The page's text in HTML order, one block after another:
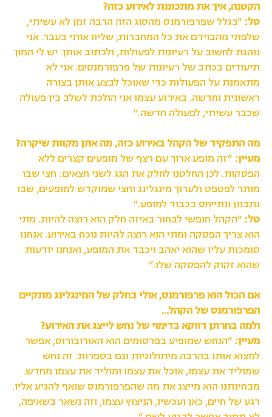
הקטנה, איך את מתכוננת לאירוע כזה?
טל: ״בגלל שפרפורמנס מהסוג הזה הרבה זמן לא עשיתי,
שלפתי מהבוידם את כל המחברות, שליוו אותי בעבר. אני
נוהגת לחשוב על רעיונות לפעולות, ולכתוב אותן. יש לי המון
תיעודים בכתב של רעיונות של פרפורמנסים. אני לא
מתאמנת על הפעולות כדי שאוכל לבצע אותן בצורה
ראשונית וחדשה. באירוע עצמו אני הולכת לשלב בין פעולה
שכבר עשיתי, לפעולה חדשה.״
מה התפקיד של הקהל באירוע כזה, מה אתן מקוות שיקרה?
מעיין: ״זה מופע ארוך עם רצף של מופעים קצרים ללא
הפסקות. לכן החלטנו לחלק את הגג לשני חצאים: חצי שבו
מותר לפטפט ולערוך מינגלינג וחצי שמוקדש למופעים, שבו
נתבונן ונתייחס בכבוד למופע.״
טל: ״הקהל חופשי לבחור באיזה חלק הוא רוצה להיות. מתי
הוא צריך הפסקה ומתי הוא רוצה להיות נוכח באירוע. אנחנו
סומכות עליו שהוא יאהב ויכבד את המופע, ואנחנו יודעות
שהוא זקוק להפסקה שלו.״
אם הכול הוא פרפורמנס, אולי בחלק של המינגלינג מתקיים
הפרפורמנס של הקהל...
ולמה בחרתן דווקא בדימוי של נחש לייצג את האירוע?
מעיין: ״הנחש שמופיע בפרסומים הוא האורובורוס, אפשר
למצוא אותו בהרבה מיתולוגיות וגם בספרות. זה נחש
שמוליד את עצמו, אוכל את עצמו ומוליד את עצמו מחדש.
מבחינתנו הוא מייצג את מה שהפרפורמנס שואף להגיע אליו.
רגע של חיים, כאן ועכשיו, הניצוץ עצמו, וזה נשאר בשאיפה,